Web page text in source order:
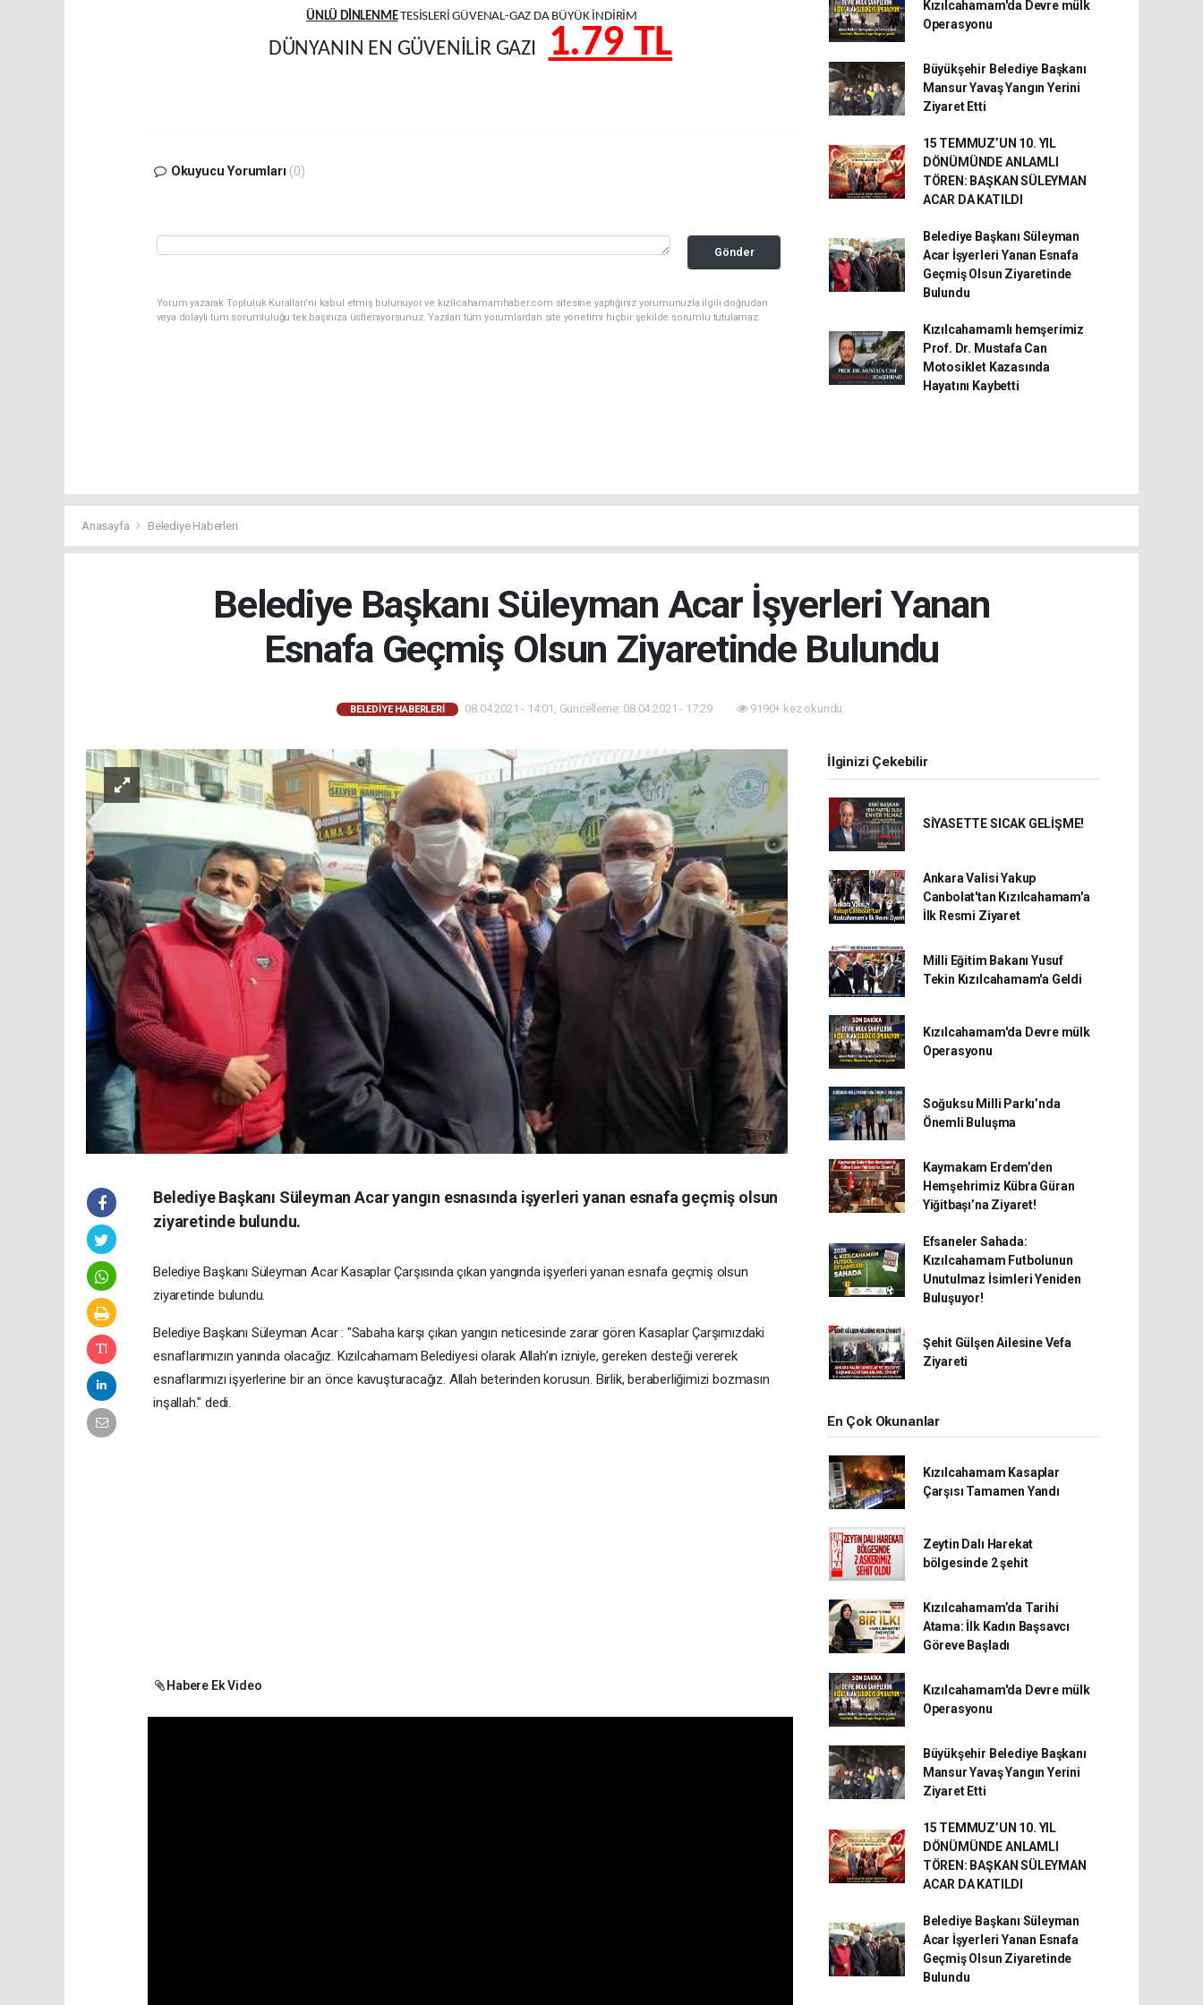
ÜNLÜ DİNLENMETESİSLERİ GÜVENAL-GAZ DA BÜYÜK İNDİRİM
DÜNYANIN EN GÜVENİLİR GAZI 1.79 TL
Okuyucu Yorumları (0)
Gönder
Yorum yazarak Topluluk Kuralları’nı kabul etmiş bulunuyor ve kizilcahamamhaber.com sitesine yaptığınız yorumunuzla ilgili doğrudan
veya dolaylı tüm sorumluluğu tek başınıza üstleniyorsunuz. Yazılan tüm yorumlardan site yönetimi hiçbir şekilde sorumlu tutulamaz.
Kızılcahamam'da Devre mülk
Operasyonu
Büyükşehir Belediye Başkanı
Mansur Yavaş Yangın Yerini
Ziyaret Etti
15 TEMMUZ’UN 10. YIL
DÖNÜMÜNDE ANLAMLI
TÖREN: BAŞKAN SÜLEYMAN
ACAR DA KATILDI
Belediye Başkanı Süleyman
Acar İşyerleri Yanan Esnafa
Geçmiş Olsun Ziyaretinde
Bulundu
Kızılcahamamlı hemşerimiz
Prof. Dr. Mustafa Can
Motosiklet Kazasında
Hayatını Kaybetti
Anasayfa Belediye Haberleri
Belediye Başkanı Süleyman Acar İşyerleri Yanan
Esnafa Geçmiş Olsun Ziyaretinde Bulundu
BELEDIYE HABERLERI 08.04.2021 - 14:01, Güncelleme: 08.04.2021 - 17:29 9190+ kez okundu.
Belediye Başkanı Süleyman Acar yangın esnasında işyerleri yanan esnafa geçmiş olsun
ziyaretinde bulundu.
Belediye Başkanı Süleyman Acar Kasaplar Çarşısında çıkan yangında işyerleri yanan esnafa geçmiş olsun
ziyaretinde bulundu.
Belediye Başkanı Süleyman Acar : "Sabaha karşı çıkan yangın neticesinde zarar gören Kasaplar Çarşımızdaki
esnaflarımızın yanında olacağız. Kızılcahamam Belediyesi olarak Allah’ın izniyle, gereken desteği vererek
esnaflarımızı işyerlerine bir an önce kavuşturacağız. Allah beterinden korusun. Birlik, beraberliğimizi bozmasın
inşallah." dedi.
Habere Ek Video
İlginizi Çekebilir
SİYASETTE SICAK GELİŞME!
Ankara Valisi Yakup
Canbolat'tan Kızılcahamam'a
İlk Resmi Ziyaret
Milli Eğitim Bakanı Yusuf
Tekin Kızılcahamam'a Geldi
Kızılcahamam'da Devre mülk
Operasyonu
Soğuksu Milli Parkı’nda
Önemli Buluşma
Kaymakam Erdem’den
Hemşehrimiz Kübra Güran
Yiğitbaşı’na Ziyaret!
Efsaneler Sahada:
Kızılcahamam Futbolunun
Unutulmaz İsimleri Yeniden
Buluşuyor!
Şehit Gülşen Ailesine Vefa
Ziyareti
En Çok Okunanlar
Kızılcahamam Kasaplar
Çarşısı Tamamen Yandı
Zeytin Dalı Harekat
bölgesinde 2 şehit
Kızılcahamam’da Tarihi
Atama: İlk Kadın Başsavcı
Göreve Başladı
Kızılcahamam'da Devre mülk
Operasyonu
Büyükşehir Belediye Başkanı
Mansur Yavaş Yangın Yerini
Ziyaret Etti
15 TEMMUZ’UN 10. YIL
DÖNÜMÜNDE ANLAMLI
TÖREN: BAŞKAN SÜLEYMAN
ACAR DA KATILDI
Belediye Başkanı Süleyman
Acar İşyerleri Yanan Esnafa
Geçmiş Olsun Ziyaretinde
Bulundu